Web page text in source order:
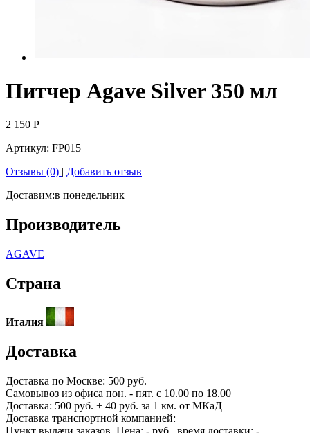
Питчер Agave Silver 350 мл
2 150 Р
Артикул: FP015
Отзывы (0) | Добавить отзыв
Доставим:в понедельник
Производитель
AGAVE
Страна
Италия
Доставка
Доставка по Москве: 500 руб.
Самовывоз из офиса пон. - пят. с 10.00 по 18.00
Доставка: 500 руб. + 40 руб. за 1 км. от МКаД
Доставка транспортной компанией:
Пункт выдачи заказов. Цена: - руб., время доставки: -